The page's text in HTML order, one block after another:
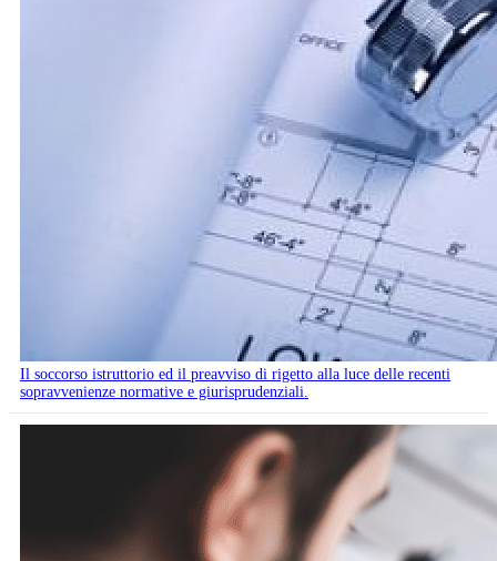
Il soccorso istruttorio ed il preavviso di rigetto alla luce delle recenti
sopravvenienze normative e giurisprudenziali.